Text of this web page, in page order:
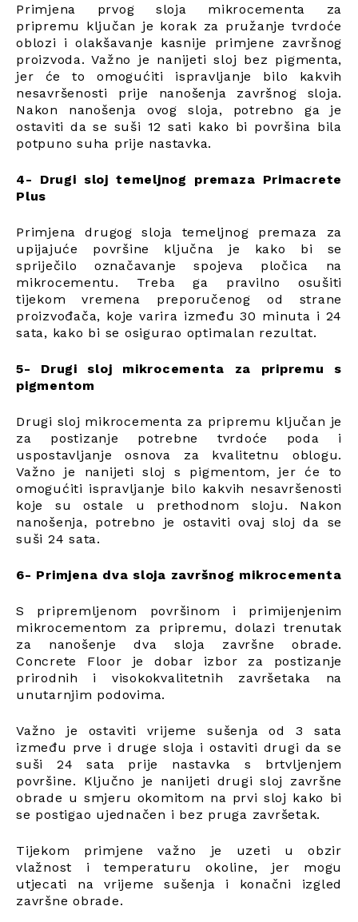
Primjena prvog sloja mikrocementa za
pripremu ključan je korak za pružanje tvrdoće
oblozi i olakšavanje kasnije primjene završnog
proizvoda. Važno je nanijeti sloj bez pigmenta,
jer će to omogućiti ispravljanje bilo kakvih
nesavršenosti prije nanošenja završnog sloja.
Nakon nanošenja ovog sloja, potrebno ga je
ostaviti da se suši 12 sati kako bi površina bila
potpuno suha prije nastavka.
4- Drugi sloj temeljnog premaza Primacrete
Plus
Primjena drugog sloja temeljnog premaza za
upijajuće površine ključna je kako bi se
spriječilo označavanje spojeva pločica na
mikrocementu. Treba ga pravilno osušiti
tijekom vremena preporučenog od strane
proizvođača, koje varira između 30 minuta i 24
sata, kako bi se osigurao optimalan rezultat.
5- Drugi sloj mikrocementa za pripremu s
pigmentom
Drugi sloj mikrocementa za pripremu ključan je
za postizanje potrebne tvrdoće poda i
uspostavljanje osnova za kvalitetnu oblogu.
Važno je nanijeti sloj s pigmentom, jer će to
omogućiti ispravljanje bilo kakvih nesavršenosti
koje su ostale u prethodnom sloju. Nakon
nanošenja, potrebno je ostaviti ovaj sloj da se
suši 24 sata.
6- Primjena dva sloja završnog mikrocementa
S pripremljenom površinom i primijenjenim
mikrocementom za pripremu, dolazi trenutak
za nanošenje dva sloja završne obrade.
Concrete Floor je dobar izbor za postizanje
prirodnih i visokokvalitetnih završetaka na
unutarnjim podovima.
Važno je ostaviti vrijeme sušenja od 3 sata
između prve i druge sloja i ostaviti drugi da se
suši 24 sata prije nastavka s brtvljenjem
površine. Ključno je nanijeti drugi sloj završne
obrade u smjeru okomitom na prvi sloj kako bi
se postigao ujednačen i bez pruga završetak.
Tijekom primjene važno je uzeti u obzir
vlažnost i temperaturu okoline, jer mogu
utjecati na vrijeme sušenja i konačni izgled
završne obrade.